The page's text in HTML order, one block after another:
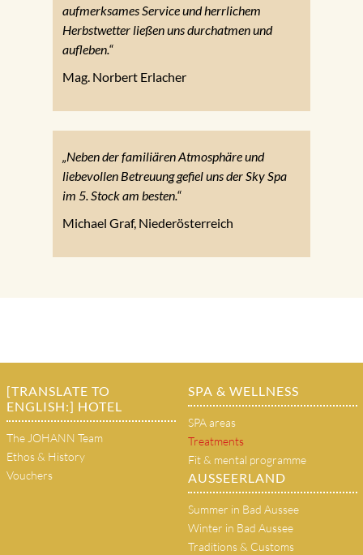
aufmerksames Service und herrlichem
Herbstwetter ließen uns durchatmen und
aufleben.“
Mag. Norbert Erlacher
„Neben der familiären Atmosphäre und
liebevollen Betreuung gefiel uns der Sky Spa
im 5. Stock am besten.“
Michael Graf, Niederösterreich
[TRANSLATE TO
ENGLISH:] HOTEL
The JOHANN Team
Ethos & History
Vouchers
SPA & WELLNESS
SPA areas
Treatments
Fit & mental programme
AUSSEERLAND
Summer in Bad Aussee
Winter in Bad Aussee
Traditions & Customs